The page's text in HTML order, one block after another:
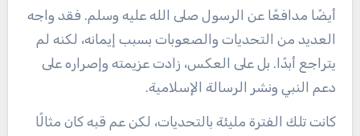
أيضًا مدافعًا عن الرسول صلى الله عليه وسلم. فقد واجه
العديد من التحديات والصعوبات بسبب إيمانه، لكنه لم
يتراجع أبدًا. بل على العكس، زادت عزيمته وإصراره على
دعم النبي ونشر الرسالة الإسلامية.
كانت تلك الفترة مليئة بالتحديات، لكن عم قبه كان مثالًا